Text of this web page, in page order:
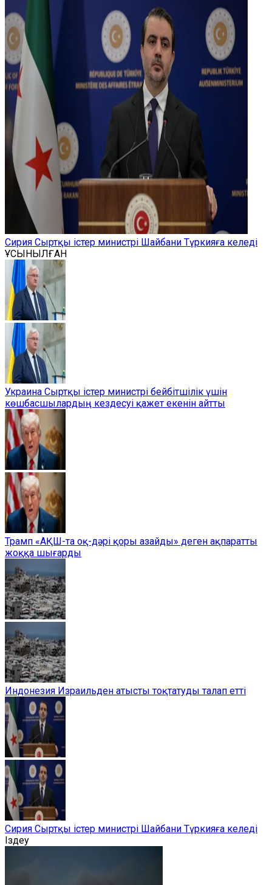
Сирия Сыртқы істер министрі Шайбани Түркияға келеді
ҰСЫНЫЛҒАН
Украина Сыртқы істер министрі бейбітшілік үшін
көшбасшылардың кездесуі қажет екенін айтты
Трамп «АҚШ-та оқ-дәрі қоры азайды» деген ақпаратты
жоққа шығарды
Индонезия Израильден атысты тоқтатуды талап етті
Сирия Сыртқы істер министрі Шайбани Түркияға келеді
Іздеу